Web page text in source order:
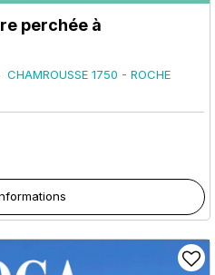
perchée à
CHAMROUSSE 1750 - ROCHE